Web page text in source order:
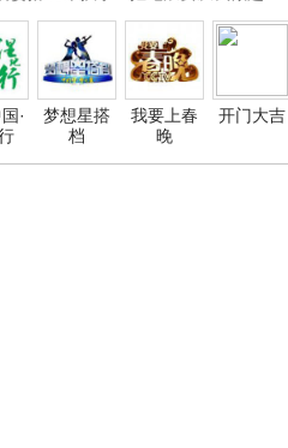
·
梦想星搭
档
我要上春
晚
开门大吉